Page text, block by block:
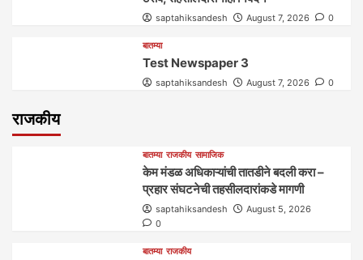
saptahiksandesh August 7, 2026 0
बातम्या
Test Newspaper 3
saptahiksandesh August 7, 2026 0
राजकीय
बातम्या राजकीय सामाजिक
केम मंडळ अधिकाऱ्यांची तातडीने बदली करा –
प्रहार संघटनेची तहसीलदारांकडे मागणी
saptahiksandesh
August 5, 2026
0
बातम्या राजकीय